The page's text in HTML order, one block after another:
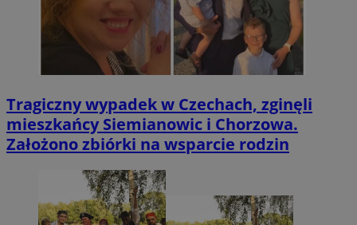
Tragiczny wypadek w Czechach, zginęli
mieszkańcy Siemianowic i Chorzowa.
Założono zbiórki na wsparcie rodzin